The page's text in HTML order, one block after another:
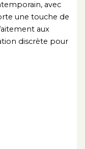
avec
une touche de
aux
discrète pour